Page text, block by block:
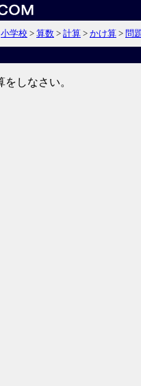
小学校 > 算数 > 計算 > かけ算 > 問
しなさい。